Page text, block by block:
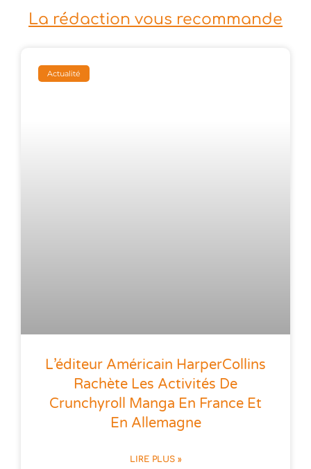
La rédaction vous recommande
Actualité
L’éditeur Américain HarperCollins
Rachète Les Activités De
Crunchyroll Manga En France Et
En Allemagne
LIRE PLUS »